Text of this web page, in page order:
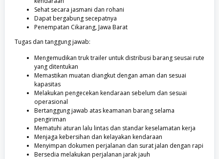
Sehat secara jasmani dan rohani
Dapat bergabung secepatnya
Penempatan Cikarang, Jawa Barat
Tugas dan tanggung jawab:
Mengemudikan truk trailer untuk distribusi barang seusai rute
yang ditentukan
Memastikan muatan diangkut dengan aman dan sesuai
kapasitas
Melakukan pengecekan kendaraan sebelum dan sesuai
operasional
Bertanggung jawab atas keamanan barang selama
pengiriman
Mematuhi aturan lalu lintas dan standar keselamatan kerja
Menjaga kebersihan dan kelayakan kendaraan
Menyimpan dokumen perjalanan dan surat jalan dengan rapi
Bersedia melakukan perjalanan jarak jauh